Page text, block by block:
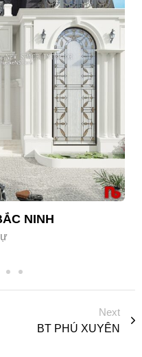
NINH
Next
BT PHÚ XUYÊN